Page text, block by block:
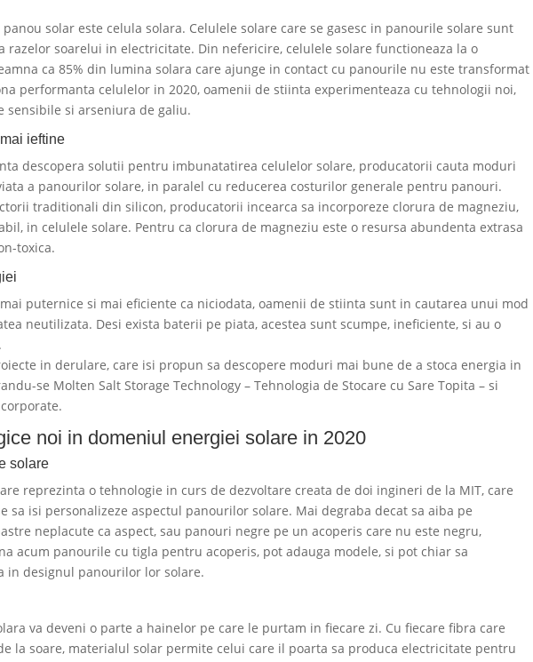
solar este celula solara. Celulele solare care se gasesc in panourile solare sunt
soarelui in electricitate. Din nefericire, celulele solare functioneaza la o
ca 85% din lumina solara care ajunge in contact cu panourile nu este transformat
performanta celulelor in 2020, oamenii de stiinta experimenteaza cu tehnologii noi,
sensibile si arseniura de galiu.
ieftine
descopera solutii pentru imbunatatirea celulelor solare, producatorii cauta moduri
a panourilor solare, in paralel cu reducerea costurilor generale pentru panouri.
traditionali din silicon, producatorii incearca sa incorporeze clorura de magneziu,
in celulele solare. Pentru ca clorura de magneziu este o resursa abundenta extrasa
toxica.
puternice si mai eficiente ca niciodata, oamenii de stiinta sunt in cautarea unui mod
neutilizata. Desi exista baterii pe piata, acestea sunt scumpe, ineficiente, si au o
in derulare, care isi propun sa descopere moduri mai bune de a stoca energia in
se Molten Salt Storage Technology – Tehnologia de Stocare cu Sare Topita – si
noi in domeniul energiei solare in 2020
solare
reprezinta o tehnologie in curs de dezvoltare creata de doi ingineri de la MIT, care
sa isi personalizeze aspectul panourilor solare. Mai degraba decat sa aiba pe
neplacute ca aspect, sau panouri negre pe un acoperis care nu este negru,
acum panourile cu tigla pentru acoperis, pot adauga modele, si pot chiar sa
in designul panourilor lor solare.
va deveni o parte a hainelor pe care le purtam in fiecare zi. Cu fiecare fibra care
la soare, materialul solar permite celui care il poarta sa produca electricitate pentru